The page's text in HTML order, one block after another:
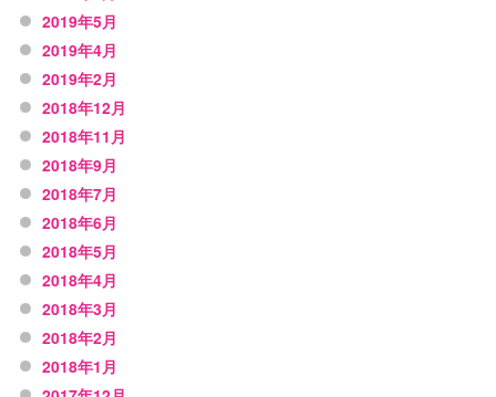
2019年5月
2019年4月
2019年2月
2018年12月
2018年11月
2018年9月
2018年7月
2018年6月
2018年5月
2018年4月
2018年3月
2018年2月
2018年1月